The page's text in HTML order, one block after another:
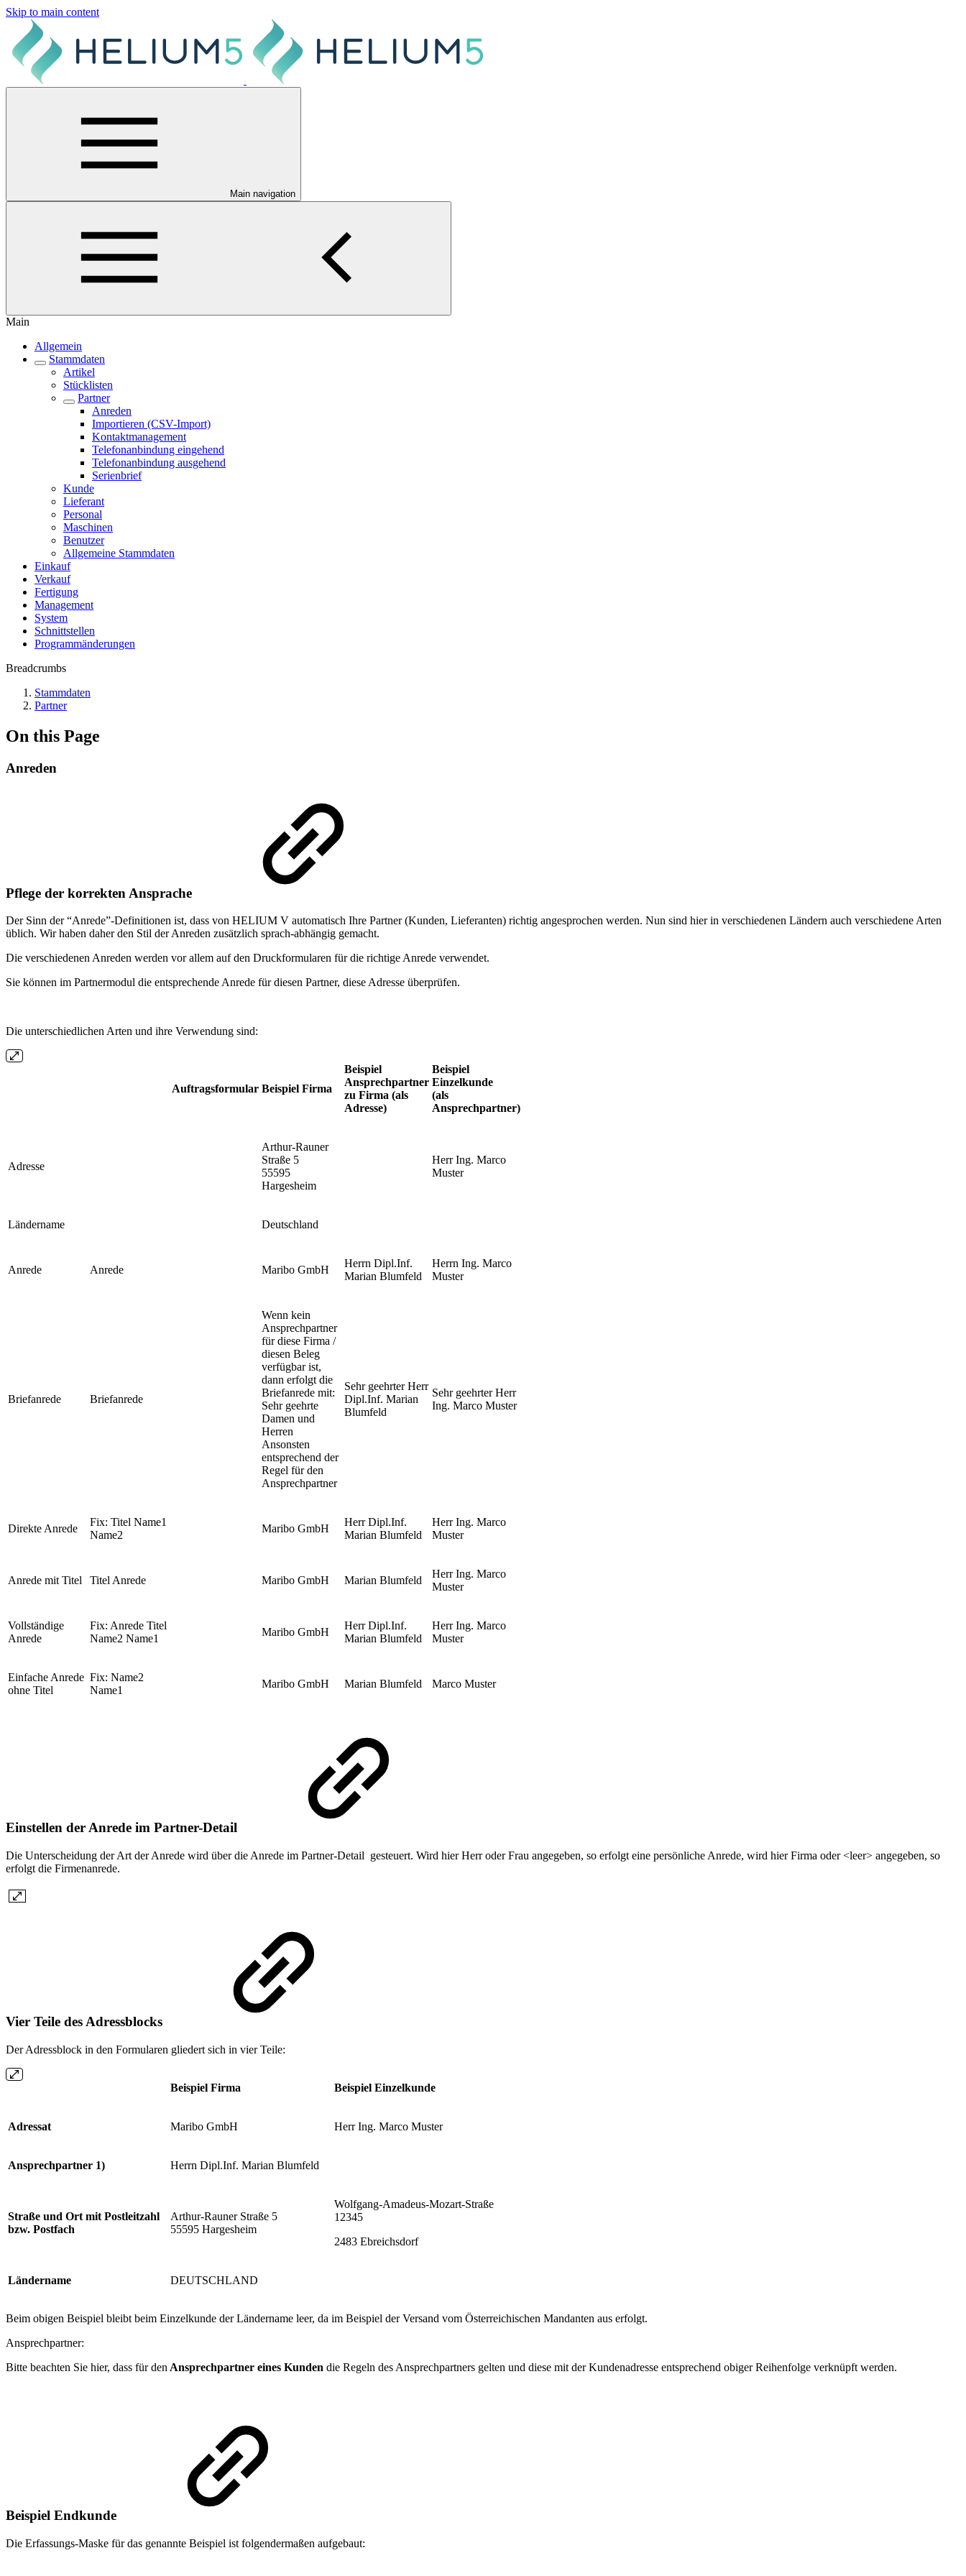
Skip to main content
Main navigation
Main
Allgemein
Stammdaten
Artikel
Stücklisten
Partner
Anreden
Importieren (CSV-Import)
Kontaktmanagement
Telefonanbindung eingehend
Telefonanbindung ausgehend
Serienbrief
Kunde
Lieferant
Personal
Maschinen
Benutzer
Allgemeine Stammdaten
Einkauf
Verkauf
Fertigung
Management
System
Schnittstellen
Programmänderungen
Breadcrumbs
Stammdaten
Partner
On this Page
Anreden
Pflege der korrekten Ansprache
Der Sinn der “Anrede”-Definitionen ist, dass von HELIUM V automatisch Ihre Partner (Kunden, Lieferanten) richtig angesprochen werden. Nun sind hier in verschiedenen Ländern auch verschiedene Arten
üblich. Wir haben daher den Stil der Anreden zusätzlich sprach-abhängig gemacht.
Die verschiedenen Anreden werden vor allem auf den Druckformularen für die richtige Anrede verwendet.
Sie können im Partnermodul die entsprechende Anrede für diesen Partner, diese Adresse überprüfen.
Die unterschiedlichen Arten und ihre Verwendung sind:
Auftragsformular Beispiel Firma
Beispiel
Ansprechpartner
zu Firma (als
Adresse)
Beispiel
Einzelkunde
(als
Ansprechpartner)
Adresse
Arthur-Rauner
Straße 5
55595
Hargesheim
Herr Ing. Marco
Muster
Ländername Deutschland
Anrede Anrede Maribo GmbH
Herrn Dipl.Inf.
Marian Blumfeld
Herrn Ing. Marco
Muster
Briefanrede Briefanrede
Wenn kein
Ansprechpartner
für diese Firma /
diesen Beleg
verfügbar ist,
dann erfolgt die
Briefanrede mit:
Sehr geehrte
Damen und
Herren
Ansonsten
entsprechend der
Regel für den
Ansprechpartner
Sehr geehrter Herr
Dipl.Inf. Marian
Blumfeld
Sehr geehrter Herr
Ing. Marco Muster
Direkte Anrede
Fix: Titel Name1
Name2
Maribo GmbH
Herr Dipl.Inf.
Marian Blumfeld
Herr Ing. Marco
Muster
Anrede mit Titel Titel Anrede Maribo GmbH Marian Blumfeld
Herr Ing. Marco
Muster
Vollständige
Anrede
Fix: Anrede Titel
Name2 Name1
Maribo GmbH
Herr Dipl.Inf.
Marian Blumfeld
Herr Ing. Marco
Muster
Einfache Anrede
ohne Titel
Fix: Name2
Name1
Maribo GmbH Marian Blumfeld Marco Muster
Einstellen der Anrede im Partner-Detail
Die Unterscheidung der Art der Anrede wird über die Anrede im Partner-Detail gesteuert. Wird hier Herr oder Frau angegeben, so erfolgt eine persönliche Anrede, wird hier Firma oder <leer> angegeben, so
erfolgt die Firmenanrede.
Vier Teile des Adressblocks
Der Adressblock in den Formularen gliedert sich in vier Teile:
Beispiel Firma Beispiel Einzelkunde
Adressat Maribo GmbH Herr Ing. Marco Muster
Ansprechpartner 1) Herrn Dipl.Inf. Marian Blumfeld
Straße und Ort mit Postleitzahl
bzw. Postfach
Arthur-Rauner Straße 5
55595 Hargesheim
Wolfgang-Amadeus-Mozart-Straße
12345
2483 Ebreichsdorf
Ländername DEUTSCHLAND
Beim obigen Beispiel bleibt beim Einzelkunde der Ländername leer, da im Beispiel der Versand vom Österreichischen Mandanten aus erfolgt.
Ansprechpartner:
Bitte beachten Sie hier, dass für den Ansprechpartner eines Kunden die Regeln des Ansprechpartners gelten und diese mit der Kundenadresse entsprechend obiger Reihenfolge verknüpft werden.
Beispiel Endkunde
Die Erfassungs-Maske für das genannte Beispiel ist folgendermaßen aufgebaut: